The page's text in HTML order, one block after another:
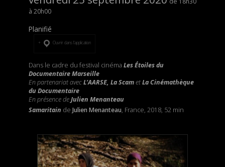
20h00
Planifié
Ouvrir dans l’application
Dans le cadre du festival cinéma Les Étoiles du
Documentaire Marseille
En partenariat avecL’AARSE, La ScametLa Cinémathèque
du Documentaire
En présence deJulien Menanteau
Samaritain de Julien Menanteau, France, 2018, 52 min